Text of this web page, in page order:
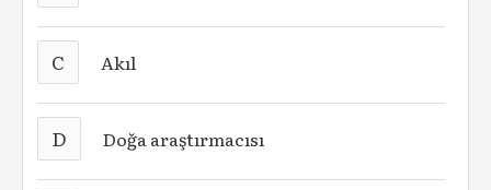
C Akıl
D Doğa araştırmacısı